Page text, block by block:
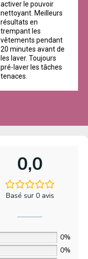
activer le pouvoir
nettoyant. Meilleurs
résultats en
trempant les
vêtements pendant
20 minutes avant de
les laver. Toujours
pré-laver les tâches
tenaces.
0,0
Basé sur 0 avis
0%
0%